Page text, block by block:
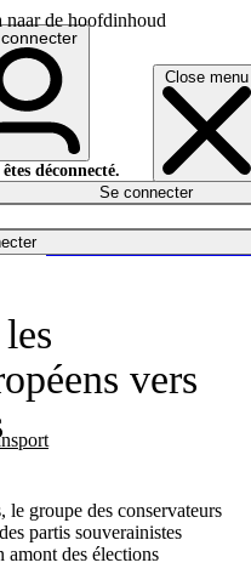
naar de hoofdinhoud
Close menu
déconnecté.
Se connecter
vers
le groupe des conservateurs
partis souverainistes
amont des élections